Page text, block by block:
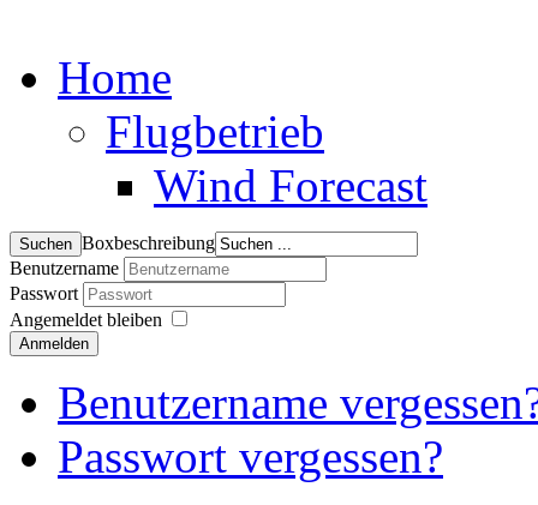
Home
Flugbetrieb
Wind Forecast
Boxbeschreibung
Benutzername
Passwort
Angemeldet bleiben
Anmelden
Benutzername
Passwort vergessen?